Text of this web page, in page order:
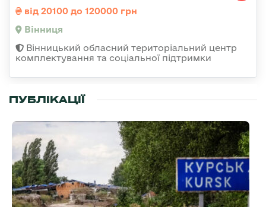
від 20100 до 120000 грн
Вінниця
Вінницький обласний територіальний центр
комплектування та соціальної підтримки
ПУБЛІКАЦІЇ